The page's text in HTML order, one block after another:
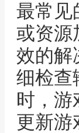
最常见
或资源
效的解
细检查
时，游
更新游